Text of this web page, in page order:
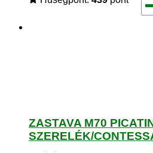
ZASTAVA M70
SZERELÉK/